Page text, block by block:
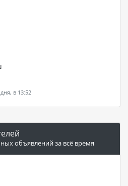
в 13:52
объявлений за всё время